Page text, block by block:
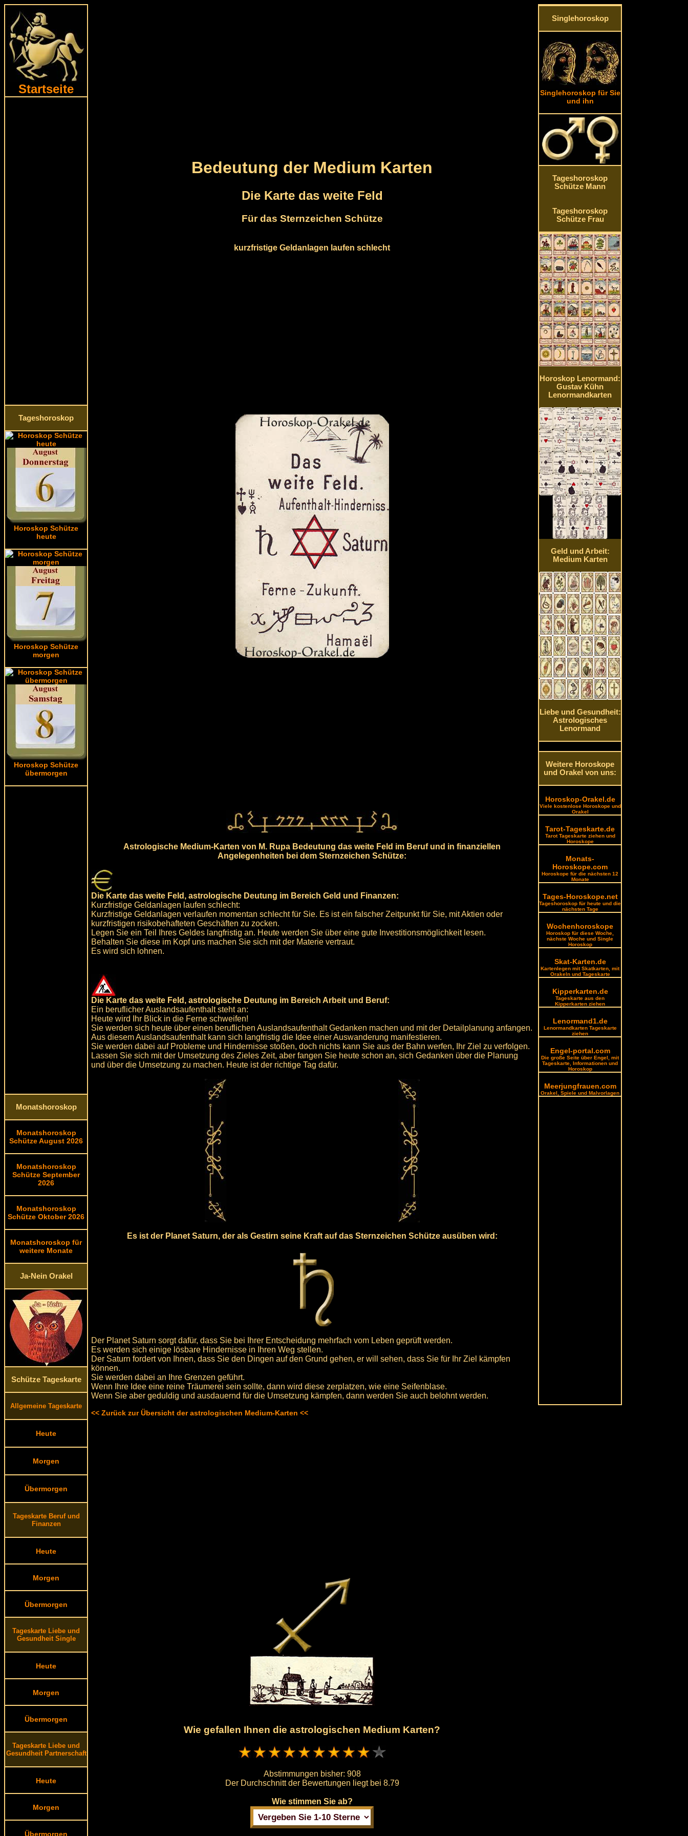
Startseite
Tageshoroskop
Horoskop Schütze
heute
Horoskop Schütze
morgen
Horoskop Schütze
übermorgen
Monatshoroskop
Monatshoroskop
Schütze August 2026
Monatshoroskop
Schütze September
2026
Monatshoroskop
Schütze Oktober 2026
Monatshoroskop für
weitere Monate
Ja-Nein Orakel
Schütze Tageskarte
Allgemeine Tageskarte
Heute
Morgen
Übermorgen
Tageskarte Beruf und
Finanzen
Heute
Morgen
Übermorgen
Tageskarte Liebe und
Gesundheit Single
Heute
Morgen
Übermorgen
Tageskarte Liebe und
Gesundheit Partnerschaft
Heute
Morgen
Übermorgen
Bedeutung der Medium Karten
Die Karte das weite Feld
Für das Sternzeichen Schütze
kurzfristige Geldanlagen laufen schlecht
Astrologische Medium-Karten von M. Rupa Bedeutung das weite Feld im Beruf und in finanziellen
Angelegenheiten bei dem Sternzeichen Schütze:
Die Karte das weite Feld, astrologische Deutung im Bereich Geld und Finanzen:
Kurzfristige Geldanlagen laufen schlecht:
Kurzfristige Geldanlagen verlaufen momentan schlecht für Sie. Es ist ein falscher Zeitpunkt für Sie, mit Aktien oder
kurzfristigen risikobehafteten Geschäften zu zocken.
Legen Sie ein Teil Ihres Geldes langfristig an. Heute werden Sie über eine gute Investitionsmöglichkeit lesen.
Behalten Sie diese im Kopf uns machen Sie sich mit der Materie vertraut.
Es wird sich lohnen.
Die Karte das weite Feld, astrologische Deutung im Bereich Arbeit und Beruf:
Ein beruflicher Auslandsaufenthalt steht an:
Heute wird Ihr Blick in die Ferne schweifen!
Sie werden sich heute über einen beruflichen Auslandsaufenthalt Gedanken machen und mit der Detailplanung anfangen.
Aus diesem Auslandsaufenthalt kann sich langfristig die Idee einer Auswanderung manifestieren.
Sie werden dabei auf Probleme und Hindernisse stoßen, doch nichts kann Sie aus der Bahn werfen, Ihr Ziel zu verfolgen.
Lassen Sie sich mit der Umsetzung des Zieles Zeit, aber fangen Sie heute schon an, sich Gedanken über die Planung
und über die Umsetzung zu machen. Heute ist der richtige Tag dafür.
Es ist der Planet Saturn, der als Gestirn seine Kraft auf das Sternzeichen Schütze ausüben wird:
Der Planet Saturn sorgt dafür, dass Sie bei Ihrer Entscheidung mehrfach vom Leben geprüft werden.
Es werden sich einige lösbare Hindernisse in Ihren Weg stellen.
Der Saturn fordert von Ihnen, dass Sie den Dingen auf den Grund gehen, er will sehen, dass Sie für Ihr Ziel kämpfen
können.
Sie werden dabei an Ihre Grenzen geführt.
Wenn Ihre Idee eine reine Träumerei sein sollte, dann wird diese zerplatzen, wie eine Seifenblase.
Wenn Sie aber geduldig und ausdauernd für die Umsetzung kämpfen, dann werden Sie auch belohnt werden.
<< Zurück zur Übersicht der astrologischen Medium-Karten <<
Wie gefallen Ihnen die astrologischen Medium Karten?
Abstimmungen bisher: 908
Der Durchschnitt der Bewertungen liegt bei 8.79
Wie stimmen Sie ab?
Singlehoroskop
Singlehoroskop für Sie
und ihn
Tageshoroskop
Schütze Mann
Tageshoroskop
Schütze Frau
Horoskop Lenormand:
Gustav Kühn
Lenormandkarten
Geld und Arbeit:
Medium Karten
Liebe und Gesundheit:
Astrologisches
Lenormand
Weitere Horoskope
und Orakel von uns:
Horoskop-Orakel.de
Viele kostenlose Horoskope und
Orakel
Tarot-Tageskarte.de
Tarot Tageskarte ziehen und
Horoskope
Monats-
Horoskope.com
Horoskope für die nächsten 12
Monate
Tages-Horoskope.net
Tageshoroskop für heute und die
nächsten Tage
Wochenhoroskope
Horoskop für diese Woche,
nächste Woche und Single
Horoskop
Skat-Karten.de
Kartenlegen mit Skatkarten, mit
Orakeln und Tageskarte
Kipperkarten.de
Tageskarte aus den
Kipperkarten ziehen
Lenormand1.de
Lenormandkarten Tageskarte
ziehen
Engel-portal.com
Die große Seite über Engel, mit
Tageskarte, Informationen und
Horoskop
Meerjungfrauen.com
Orakel, Spiele und Malvorlagen